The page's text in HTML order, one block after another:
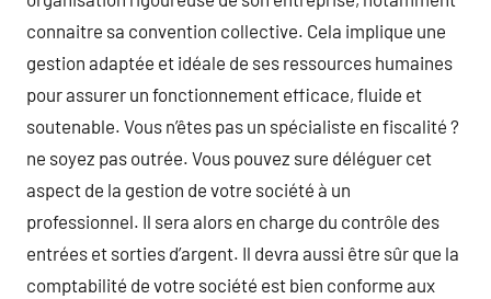
connaitre sa convention collective. Cela implique une
gestion adaptée et idéale de ses ressources humaines
pour assurer un fonctionnement efficace, fluide et
soutenable. Vous n’êtes pas un spécialiste en fiscalité ?
ne soyez pas outrée. Vous pouvez sure déléguer cet
aspect de la gestion de votre société à un
professionnel. Il sera alors en charge du contrôle des
entrées et sorties d’argent. Il devra aussi être sûr que la
comptabilité de votre société est bien conforme aux